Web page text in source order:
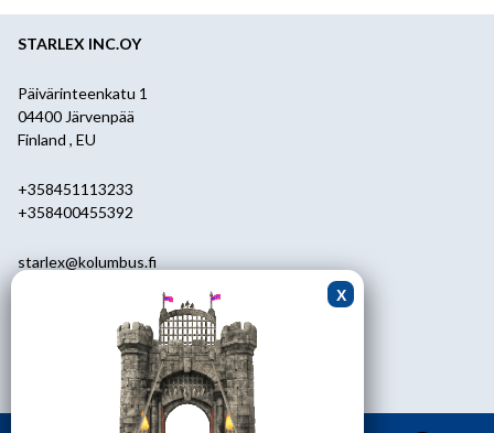
STARLEX INC.OY
Päivärinteenkatu 1
04400 Järvenpää
Finland , EU
+358451113233
+358400455392
starlex@kolumbus.fi
ark.klo 08.30-17.00